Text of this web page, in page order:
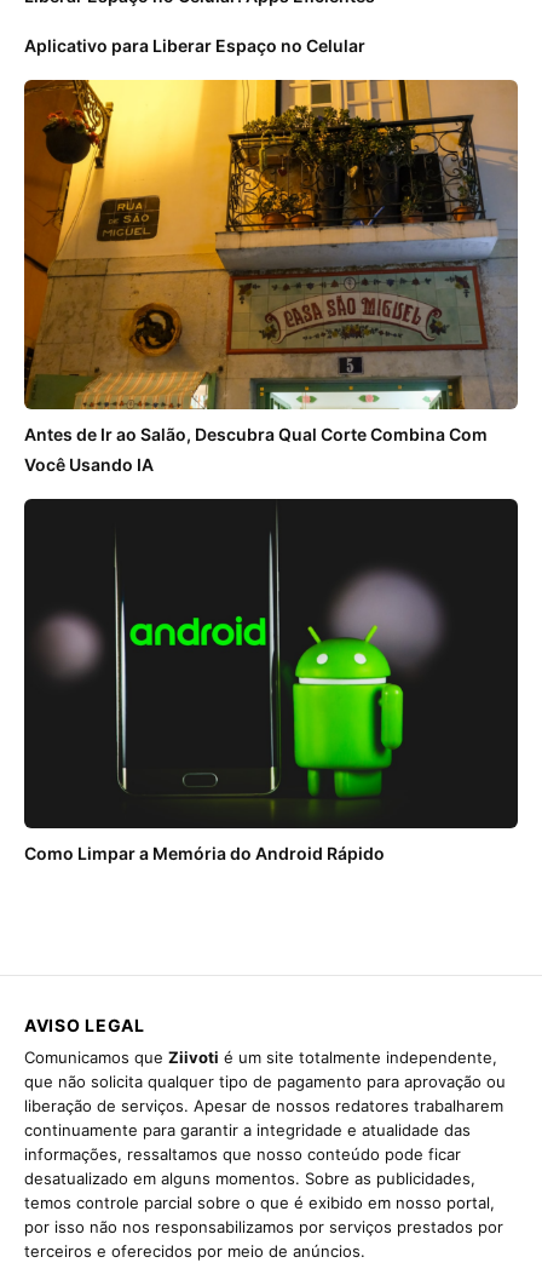
Aplicativo para Liberar Espaço no Celular
Antes de Ir ao Salão, Descubra Qual Corte Combina Com
Você Usando IA
Como Limpar a Memória do Android Rápido
AVISO LEGAL
Comunicamos que Ziivoti é um site totalmente independente,
que não solicita qualquer tipo de pagamento para aprovação ou
liberação de serviços. Apesar de nossos redatores trabalharem
continuamente para garantir a integridade e atualidade das
informações, ressaltamos que nosso conteúdo pode ficar
desatualizado em alguns momentos. Sobre as publicidades,
temos controle parcial sobre o que é exibido em nosso portal,
por isso não nos responsabilizamos por serviços prestados por
terceiros e oferecidos por meio de anúncios.